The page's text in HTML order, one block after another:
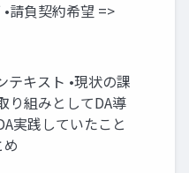
請負契約希望 =>
テキスト •現状の課
り組みとしてDA導
実践していたこと
め